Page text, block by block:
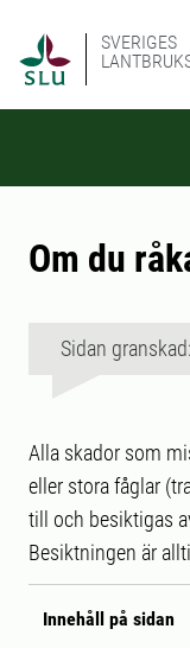
SVERIGES
Om du
Sidan
Alla skador som
eller stora fåglar
till och besiktigas
Besiktningen är
Innehåll på sidan